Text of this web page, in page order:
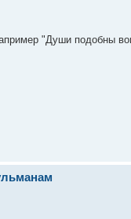
"Души подобны